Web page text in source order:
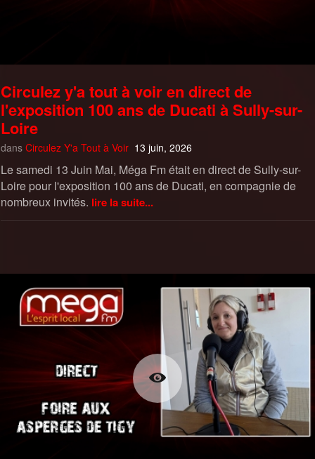
Circulez y'a tout à voir en direct de
l'exposition 100 ans de Ducati à Sully-sur-
Loire
dans Circulez Y'a Tout à Voir 13 juin, 2026
Le samedi 13 Juin Mai, Méga Fm était en direct de Sully-sur-
Loire pour l'exposition 100 ans de Ducati, en compagnie de
nombreux invités. lire la suite...